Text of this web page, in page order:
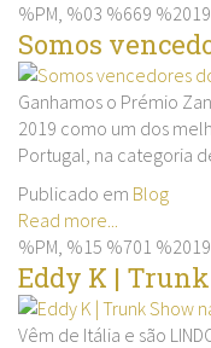
%PM, %03 %669
Somos
Ganhamos o Prémio
2019 como um dos
Portugal, na categoria
Publicado em Blog
Read more...
%PM, %15 %701
Eddy K |
Vêm de Itália e são